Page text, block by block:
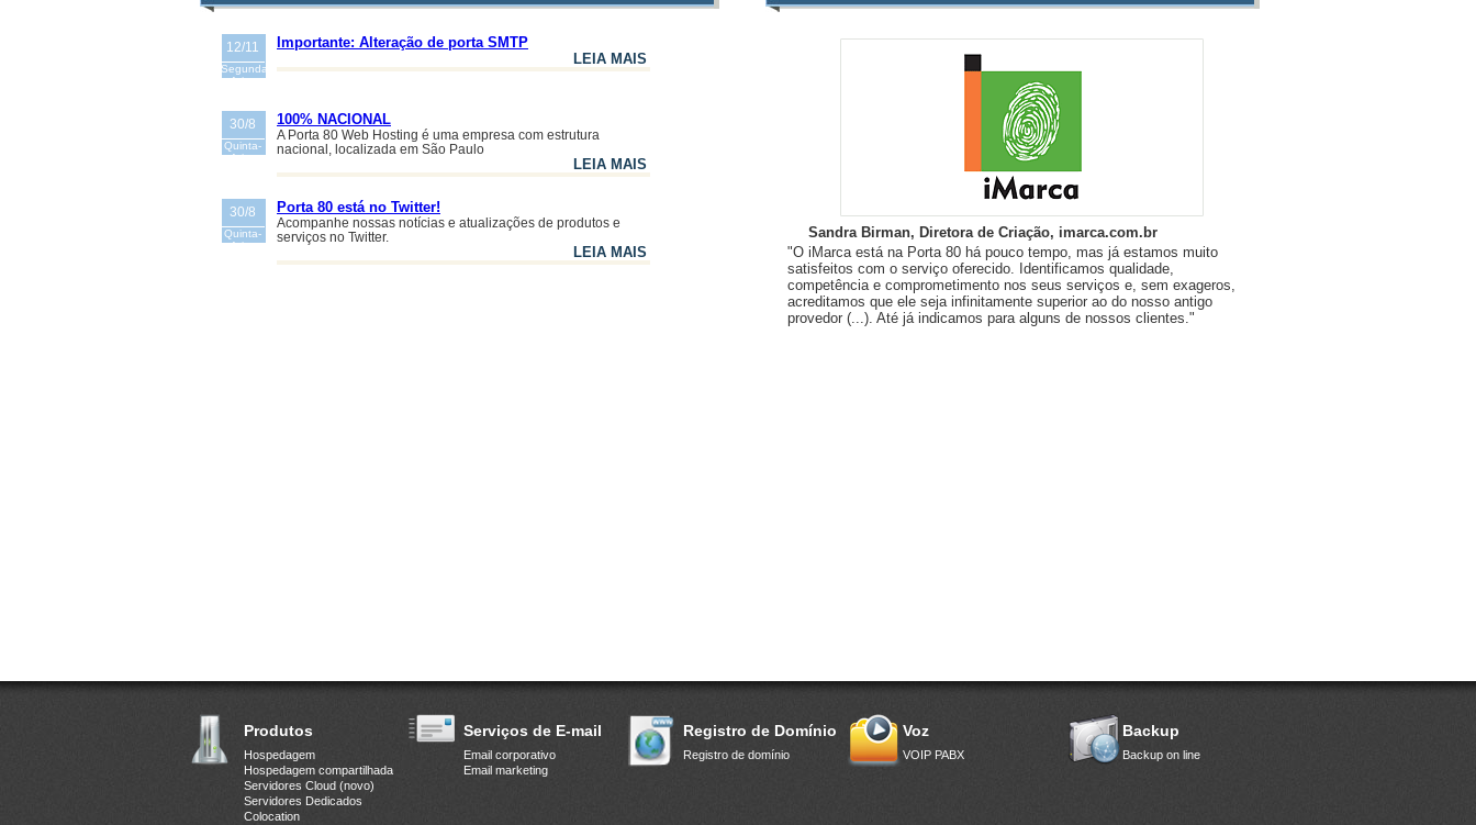
12/11
Segunda-
feira
Importante: Alteração de porta SMTP
LEIA MAIS
30/8
Quinta-
feira
100% NACIONAL
A Porta 80 Web Hosting é uma empresa com estrutura
nacional, localizada em São Paulo
LEIA MAIS
30/8
Quinta-
feira
Porta 80 está no Twitter!
Acompanhe nossas notícias e atualizações de produtos e
serviços no Twitter.
LEIA MAIS
Sandra Birman, Diretora de Criação, imarca.com.br
"O iMarca está na Porta 80 há pouco tempo, mas já estamos muito
satisfeitos com o serviço oferecido. Identificamos qualidade,
competência e comprometimento nos seus serviços e, sem exageros,
acreditamos que ele seja infinitamente superior ao do nosso antigo
provedor (...). Até já indicamos para alguns de nossos clientes."
Produtos
Hospedagem
Hospedagem compartilhada
Servidores Cloud (novo)
Servidores Dedicados
Colocation
Serviços de E-mail
Email corporativo
Email marketing
Registro de Domínio
Registro de domínio
Voz
VOIP PABX
Backup
Backup on line